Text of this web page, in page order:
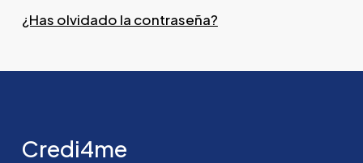
¿Has olvidado la contraseña?
Credi4me